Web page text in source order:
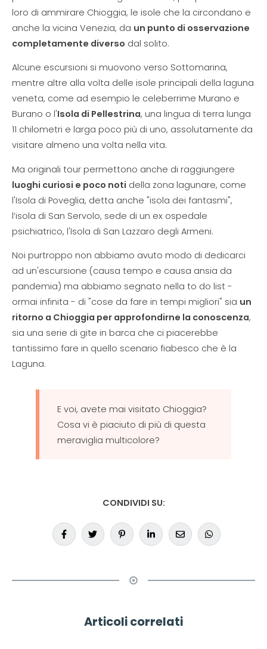
loro di ammirare Chioggia, le isole che la circondano e
anche la vicina Venezia, da un punto di osservazione
completamente diverso dal solito.
Alcune escursioni si muovono verso Sottomarina,
mentre altre alla volta delle isole principali della laguna
veneta, come ad esempio le celeberrime Murano e
Burano o l'Isola di Pellestrina, una lingua di terra lunga
11 chilometri e larga poco più di uno, assolutamente da
visitare almeno una volta nella vita.
Ma originali tour permettono anche di raggiungere
luoghi curiosi e poco noti della zona lagunare, come
l'Isola di Poveglia, detta anche "isola dei fantasmi",
l’isola di San Servolo, sede di un ex ospedale
psichiatrico, l'Isola di San Lazzaro degli Armeni.
Noi purtroppo non abbiamo avuto modo di dedicarci
ad un'escursione (causa tempo e causa ansia da
pandemia) ma abbiamo segnato nella to do list -
ormai infinita - di "cose da fare in tempi migliori" sia un
ritorno a Chioggia per approfondirne la conoscenza,
sia una serie di gite in barca che ci piacerebbe
tantissimo fare in quello scenario fiabesco che è la
Laguna.
E voi, avete mai visitato Chioggia?
Cosa vi è piaciuto di più di questa
meraviglia multicolore?
CONDIVIDI SU:
Articoli correlati